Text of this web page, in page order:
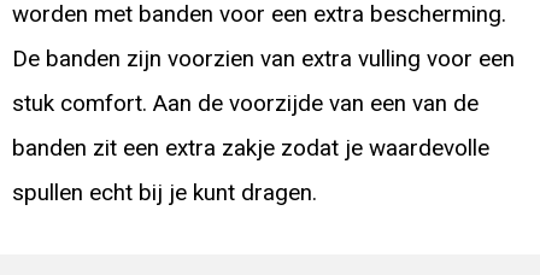
worden met banden voor een extra bescherming.
De banden zijn voorzien van extra vulling voor een
stuk comfort. Aan de voorzijde van een van de
banden zit een extra zakje zodat je waardevolle
spullen echt bij je kunt dragen.